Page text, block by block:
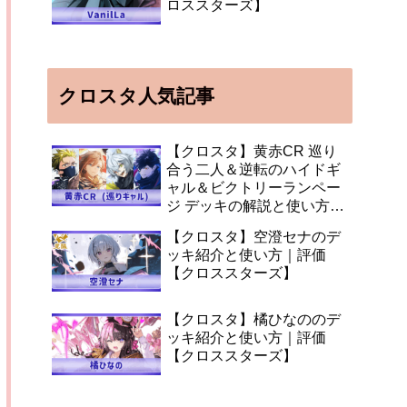
ロススターズ】
クロスタ人気記事
【クロスタ】黄赤CR 巡り
合う二人＆逆転のハイドギ
ャル＆ビクトリーランペー
ジ デッキの解説と使い方
【クロスタ】空澄セナのデ
ッキ紹介と使い方｜評価
【クロススターズ】
【クロスタ】橘ひなののデ
ッキ紹介と使い方｜評価
【クロススターズ】